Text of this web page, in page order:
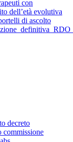
con
dell’età evolutiva
di ascolto
decreto
commissione